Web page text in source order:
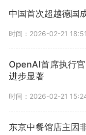
中国首次超越德国
时间：2026-02-21
OpenAI首席执行
进步显著
时间：2026-02-21
东京中餐馆店主因